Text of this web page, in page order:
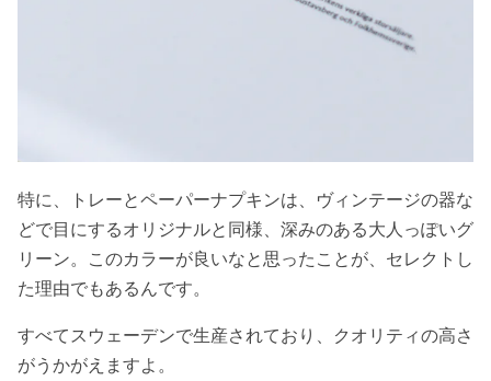
特に、トレーとペーパーナプキンは、ヴィンテージの器な
どで目にするオリジナルと同様、深みのある大人っぽいグ
リーン。このカラーが良いなと思ったことが、セレクトし
た理由でもあるんです。
すべてスウェーデンで生産されており、クオリティの高さ
がうかがえますよ。